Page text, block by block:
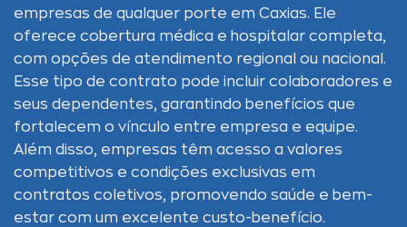
empresas de qualquer porte em Caxias. Ele
oferece cobertura médica e hospitalar completa,
com opções de atendimento regional ou nacional.
Esse tipo de contrato pode incluir colaboradores e
seus dependentes, garantindo benefícios que
fortalecem o vínculo entre empresa e equipe.
Além disso, empresas têm acesso a valores
competitivos e condições exclusivas em
contratos coletivos, promovendo saúde e bem-
estar com um excelente custo-benefício.